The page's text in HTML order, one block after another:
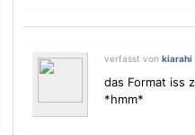
verfasst von kiarahi
das Format iss
*hmm*